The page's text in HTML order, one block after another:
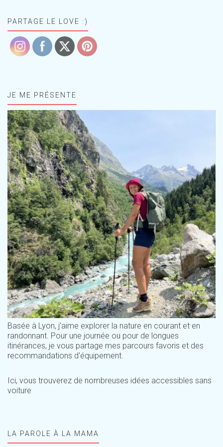
PARTAGE LE LOVE :)
JE ME PRÉSENTE
Basée à Lyon, j'aime explorer la nature en courant et en
randonnant. Pour une journée ou pour de longues
itinérances, je vous partage mes parcours favoris et des
recommandations d'équipement.
Ici, vous trouverez de nombreuses idées accessibles sans
voiture
LA PAROLE À LA MAMA